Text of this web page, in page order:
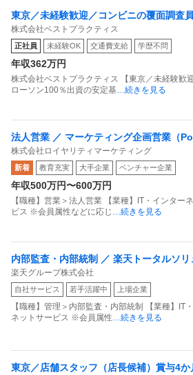
東京／未経験歓迎／コンビニの覆面調査
定基盤／月５日在宅／残業月10時間
株式会社ベストプラクティス
正社員 未経験OK 交通費支給 学歴不問
年収362万円
株式会社ベストプラクティス 【東京／未経験
ローソン100％出資の安定基 …続きを見る
法人営業 ／ マーケティング企画営業（
内最大級の共通ポイントサービスを展開
目指すデータマーケティングカンパニー」
株式会社ロイヤリティマーケティング
新着 教育充実 大手企業 ベンチャー企業
年収500万円〜600万円
【職種】営業＞法人営業 【業種】IT・インター
ビス ※会員属性などに応じ
…続きを見る
内部監査・内部統制 ／ 楽天トータルソ
戦略事業コンプライアンス支援部 業務統
プライアンス推進担当（SBCSD）
楽天グループ株式会社
自社サービス 若手活躍中 上場企業
【職種】管理＞内部監査・内部統制 【業種】IT
ネットサービス ※会員属性 …続きを見る
東京／店舗スタッフ（店長候補）賞与4